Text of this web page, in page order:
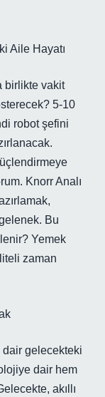
Aile Hayatı
birlikte vakit
5-10
robot şefini
Knorr Analı
Bu
Yemek
zaman
dair gelecekteki
dair hem
akıllı